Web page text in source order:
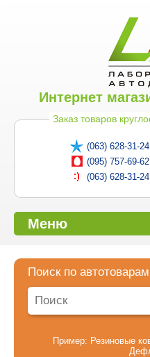
Интернет
Заказ товаров
(063) 628-31-24
(095) 757-69-62
(063) 628-31-24
Меню
Поиск по
Пример: Резиновые